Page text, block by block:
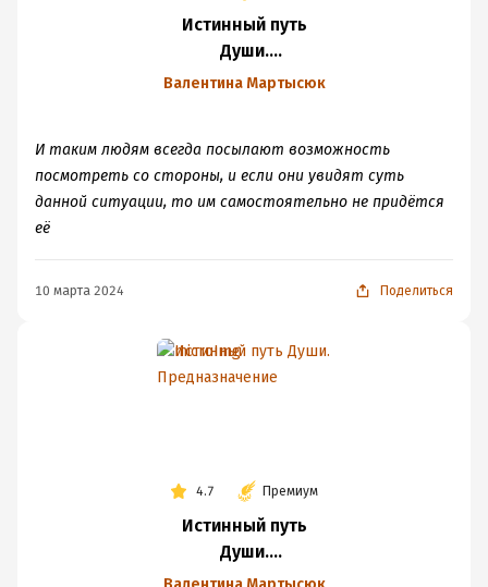
Истинный путь
Души.
Предназначение
Валентина Мартысюк
И таким людям всегда посылают возможность
посмотреть со стороны, и если они увидят суть
данной ситуации, то им самостоятельно не придётся
её
10 марта 2024 Поделиться
4.7 Премиум
Истинный путь
Души.
Предназначение